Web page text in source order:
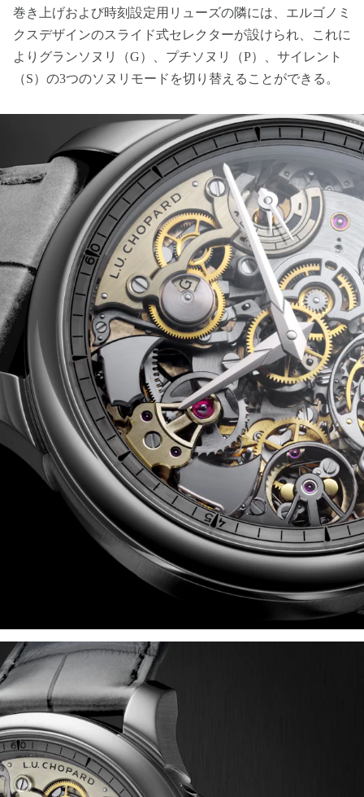
巻き上げおよび時刻設定用リューズの隣には、エルゴノミ
クスデザインのスライド式セレクターが設けられ、これに
よりグランソヌリ（G）、プチソヌリ（P）、サイレント
（S）の3つのソヌリモードを切り替えることができる。